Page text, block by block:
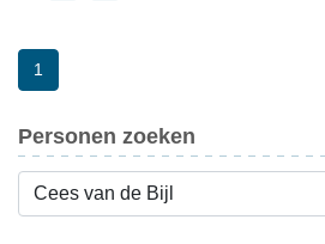
1
Personen zoeken